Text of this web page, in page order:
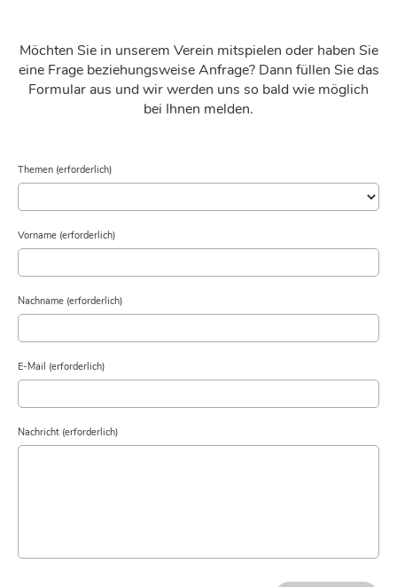
Möchten Sie in unserem Verein mitspielen oder haben Sie
eine Frage beziehungsweise Anfrage? Dann füllen Sie das
Formular aus und wir werden uns so bald wie möglich
bei Ihnen melden.
Themen (erforderlich)
Vorname (erforderlich)
Nachname (erforderlich)
E-Mail (erforderlich)
Nachricht (erforderlich)